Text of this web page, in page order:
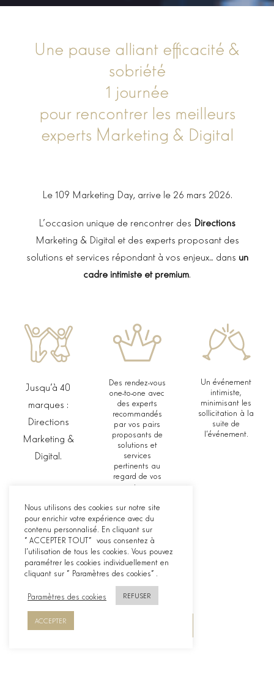
Une pause alliant efficacité &
sobriété
1 journée
pour rencontrer les meilleurs
experts Marketing & Digital
Le 109 Marketing Day, arrive le 26 mars 2026.
L’occasion unique de rencontrer des Directions
Marketing & Digital et des experts proposant des
solutions et services répondant à vos enjeux… dans un
cadre intimiste et premium.
Jusqu’à 40
marques :
Directions
Marketing &
Digital.
Des rendez-vous
one-to-one avec
des experts
recommandés
par vos pairs
proposants de
solutions et
services
pertinents au
regard de vos
enjeux.
Un événement
intimiste,
minimisant les
sollicitation à la
suite de
l’événement.
Nous utilisons des cookies sur notre site
pour enrichir votre expérience avec du
contenu personnalisé. En cliquant sur
"ACCEPTER TOUT" vous consentez à
l'utilisation de tous les cookies. Vous pouvez
paramétrer les cookies individuellement en
cliquant sur "Paramètres des cookies".
Paramètres des cookies REFUSER
ACCEPTER